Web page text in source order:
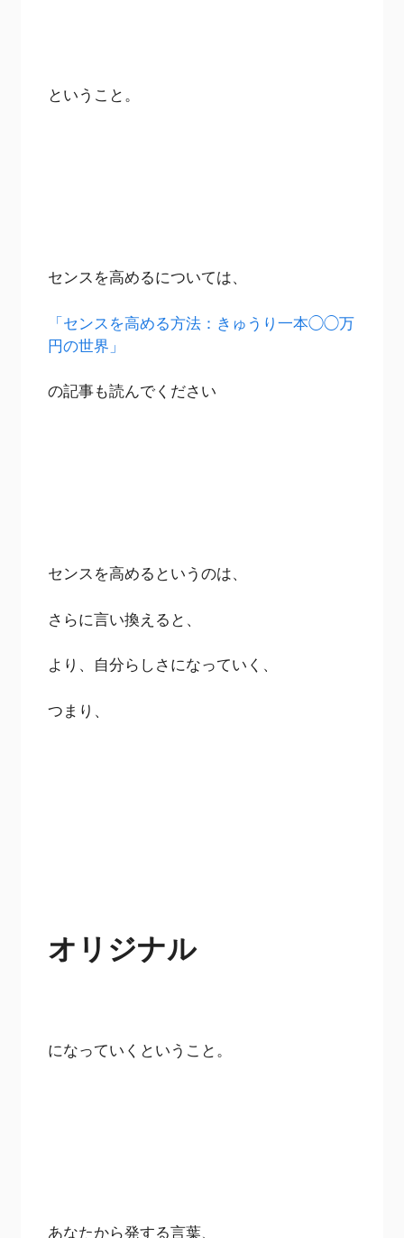
ということ。
センスを高めるについては、
「センスを高める方法：きゅうり一本◯◯万
円の世界」
の記事も読んでください
センスを高めるというのは、
さらに言い換えると、
より、自分らしさになっていく、
つまり、
オリジナル
になっていくということ。
あなたから発する言葉、